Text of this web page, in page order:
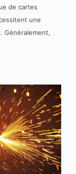
de cartes
une
Généralement,